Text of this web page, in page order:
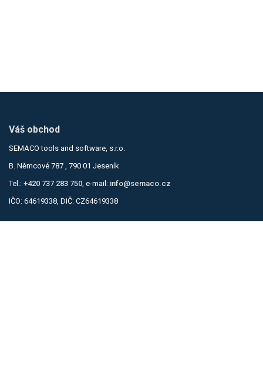
Váš obchod
SEMACO tools and software, s.r.o.
B. Němcové 787 , 790 01 Jeseník
Tel.: +420 737 283 750, e-mail: info@semaco.cz
IČO: 64619338, DIČ: CZ64619338